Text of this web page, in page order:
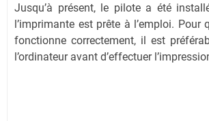
Jusqu’à présent, le pilote a été
l’imprimante est prête à l’emploi. Pour
fonctionne correctement, il est
l’ordinateur avant d’effectuer